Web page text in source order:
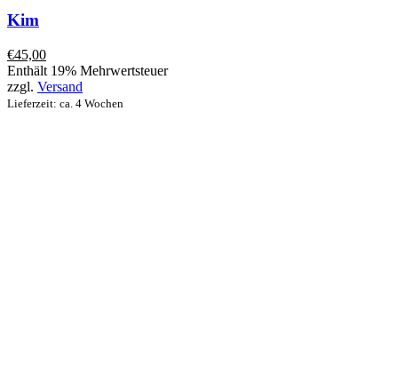
Kim
€45,00
Enthält 19% Mehrwertsteuer
zzgl. Versand
Lieferzeit: ca. 4 Wochen